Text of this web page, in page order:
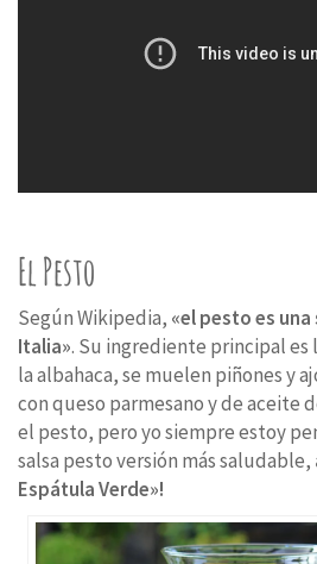
El Pesto
Según Wikipedia, «el pesto es
Italia». Su ingrediente principal es
la albahaca, se muelen piñones y
con queso parmesano y de aceite
el pesto, pero yo siempre estoy
salsa pesto versión más saludable,
Espátula Verde»!